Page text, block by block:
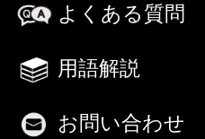
よくある質問
用語解説
お問い合わせ